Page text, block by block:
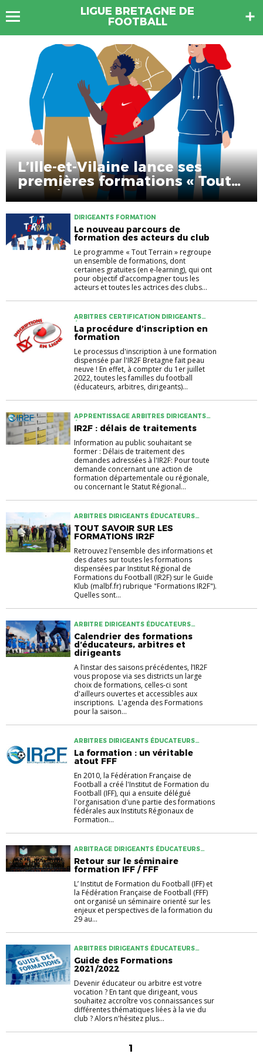
LIGUE BRETAGNE DE
FOOTBALL
L’Ille-et-Vilaine lance ses
premières formations « Tout
Terrain »
DIRIGEANTS FORMATION
Le nouveau parcours de
formation des acteurs du club
Le programme « Tout Terrain » regroupe
un ensemble de formations, dont
certaines gratuites (en e-learning), qui ont
pour objectif d’accompagner tous les
acteurs et toutes les actrices des clubs...
ARBITRES CERTIFICATION DIRIGEANTS
ÉDUCATEURS ENTRAINEURS FORMATION
La procédure d’inscription en
formation
Le processus d'inscription à une formation
dispensée par l'IR2F Bretagne fait peau
neuve ! En effet, à compter du 1er juillet
2022, toutes les familles du football
(éducateurs, arbitres, dirigeants)...
APPRENTISSAGE ARBITRES DIRIGEANTS
ÉDUCATEURS ENTRAINEURS FORMATION
IR2F : délais de traitements
Information au public souhaitant se
former : Délais de traitement des
demandes adressées à l'IR2F: Pour toute
demande concernant une action de
formation départementale ou régionale,
ou concernant le Statut Régional...
ARBITRES DIRIGEANTS ÉDUCATEURS
FORMATIONS IR2F
TOUT SAVOIR SUR LES
FORMATIONS IR2F
Retrouvez l'ensemble des informations et
des dates sur toutes les formations
dispensées par Institut Régional de
Formations du Football (IR2F) sur le Guide
Klub (malbf.fr) rubrique "Formations IR2F").
Quelles sont...
ARBITRE DIRIGEANTS ÉDUCATEURS
FORMATION FORMATION ENTRAINEURS
PFFD
Calendrier des formations
d’éducateurs, arbitres et
dirigeants
A l’instar des saisons précédentes, l’IR2F
vous propose via ses districts un large
choix de formations, celles-ci sont
d'ailleurs ouvertes et accessibles aux
inscriptions. L'agenda des Formations
pour la saison...
ARBITRES DIRIGEANTS ÉDUCATEURS
FORMATION
La formation : un véritable
atout FFF
En 2010, la Fédération Française de
Football a créé l'Institut de Formation du
Football (IFF), qui a ensuite délégué
l'organisation d'une partie des formations
fédérales aux Instituts Régionaux de
Formation...
ARBITRAGE DIRIGEANTS ÉDUCATEURS
ENTRAINEURS FORMATION
Retour sur le séminaire
formation IFF / FFF
L’ Institut de Formation du Football (IFF) et
la Fédération Française de Football (FFF)
ont organisé un séminaire orienté sur les
enjeux et perspectives de la formation du
29 au...
ARBITRES DIRIGEANTS ÉDUCATEURS
FORMATION
Guide des Formations
2021/2022
Devenir éducateur ou arbitre est votre
vocation ? En tant que dirigeant, vous
souhaitez accroître vos connaissances sur
différentes thématiques liées à la vie du
club ? Alors n'hésitez plus...
1